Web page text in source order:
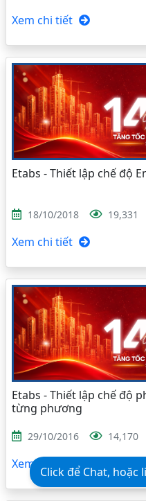
Xem chi tiết
Etabs - Thiết lập chế độ
18/10/2018 19,331
Xem chi tiết
Etabs - Thiết lập chế độ
từng phương
29/10/2016 14,170
Xem chi tiết
Click để Chat, hoặc